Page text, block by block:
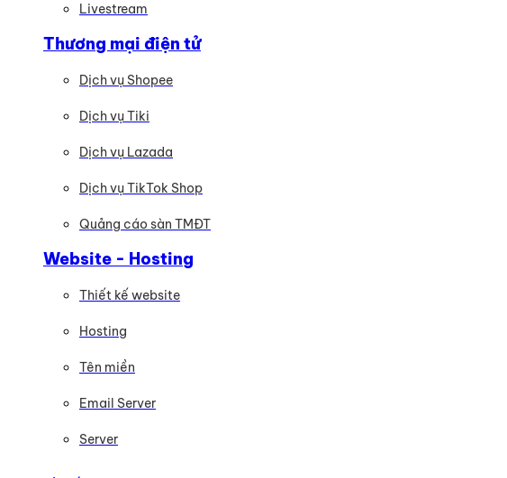
Livestream
Thương mại điện tử
Dịch vụ Shopee
Dịch vụ Tiki
Dịch vụ Lazada
Dịch vụ TikTok Shop
Quảng cáo sàn TMĐT
Website - Hosting
Thiết kế website
Hosting
Tên miền
Email Server
Server